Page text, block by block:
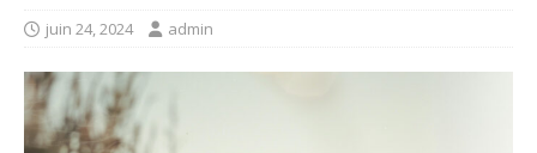
juin 24, 2024 admin